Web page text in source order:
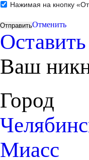
Нажимая на кнопку
Отменить
Ваш
Город
Миасс